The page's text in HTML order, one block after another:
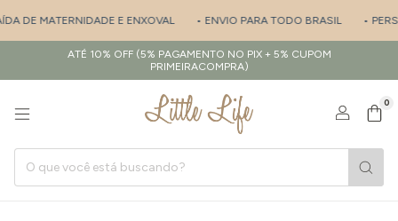
DE MATERNIDADE E ENXOVAL • ENVIO PARA TODO BRASIL •
ATÉ 10% OFF (5% PAGAMENTO NO PIX + 5% CUPOM
PRIMEIRACOMPRA)
0